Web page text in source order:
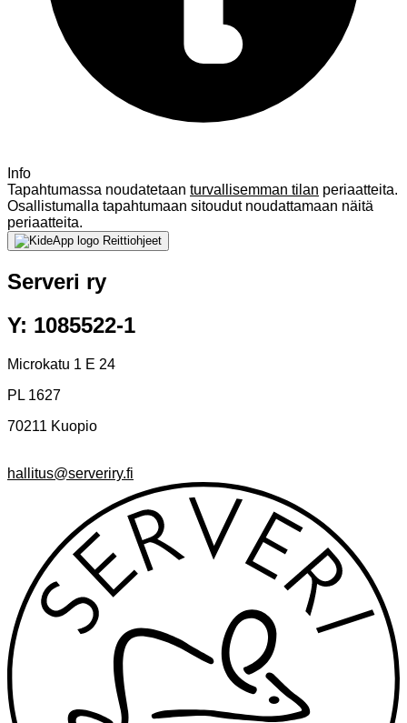
Info
Tapahtumassa noudatetaan turvallisemman tilan periaatteita.
Osallistumalla tapahtumaan sitoudut noudattamaan näitä
periaatteita.
Reittiohjeet
Serveri ry
Y: 1085522-1
Microkatu 1 E 24
PL 1627
70211 Kuopio
hallitus@serveriry.fi